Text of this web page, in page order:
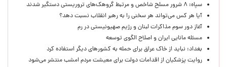
سپاه: ۸ شرور مسلح شاخص و مرتبط گروهک‌های تروریستی دستگیر شدند
آیا هر کس می‌تواند هر سخنی را به رهبر انقلاب نسبت دهد؟
آغاز دور سوم مذاکرات لبنان و رژیم صهیونیستی در رم
مسئله مانایی ایران و اصلاح الگوی توسعه
بغداد: نباید از خاک عراق برای حمله به کشورهای دیگر استفاده کرد
روایت پزشکیان از اقدامات دولت برای معیشت مردم امشب منتشر می‌شود